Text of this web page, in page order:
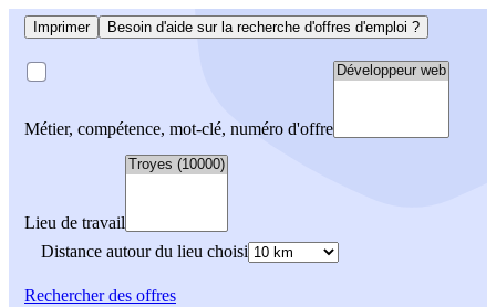
Imprimer Besoin d'aide sur la recherche d'offres d'emploi ?
Métier, compétence, mot-clé, numéro d'offre
Lieu de travail
Distance autour du lieu choisi
Rechercherdes offres